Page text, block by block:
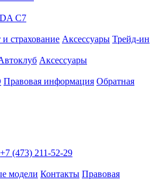
C7
страхование Аксессуары Трейд-ин
Аксессуары
Правовая информация Обратная
+7 (473) 211-52-29
модели Контакты Правовая